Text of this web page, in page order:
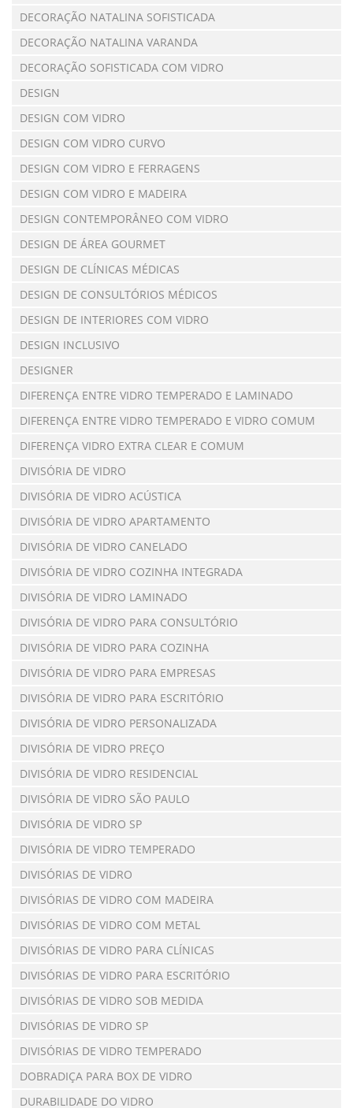
DECORAÇÃO NATALINA SOFISTICADA
DECORAÇÃO NATALINA VARANDA
DECORAÇÃO SOFISTICADA COM VIDRO
DESIGN
DESIGN COM VIDRO
DESIGN COM VIDRO CURVO
DESIGN COM VIDRO E FERRAGENS
DESIGN COM VIDRO E MADEIRA
DESIGN CONTEMPORÂNEO COM VIDRO
DESIGN DE ÁREA GOURMET
DESIGN DE CLÍNICAS MÉDICAS
DESIGN DE CONSULTÓRIOS MÉDICOS
DESIGN DE INTERIORES COM VIDRO
DESIGN INCLUSIVO
DESIGNER
DIFERENÇA ENTRE VIDRO TEMPERADO E LAMINADO
DIFERENÇA ENTRE VIDRO TEMPERADO E VIDRO COMUM
DIFERENÇA VIDRO EXTRA CLEAR E COMUM
DIVISÓRIA DE VIDRO
DIVISÓRIA DE VIDRO ACÚSTICA
DIVISÓRIA DE VIDRO APARTAMENTO
DIVISÓRIA DE VIDRO CANELADO
DIVISÓRIA DE VIDRO COZINHA INTEGRADA
DIVISÓRIA DE VIDRO LAMINADO
DIVISÓRIA DE VIDRO PARA CONSULTÓRIO
DIVISÓRIA DE VIDRO PARA COZINHA
DIVISÓRIA DE VIDRO PARA EMPRESAS
DIVISÓRIA DE VIDRO PARA ESCRITÓRIO
DIVISÓRIA DE VIDRO PERSONALIZADA
DIVISÓRIA DE VIDRO PREÇO
DIVISÓRIA DE VIDRO RESIDENCIAL
DIVISÓRIA DE VIDRO SÃO PAULO
DIVISÓRIA DE VIDRO SP
DIVISÓRIA DE VIDRO TEMPERADO
DIVISÓRIAS DE VIDRO
DIVISÓRIAS DE VIDRO COM MADEIRA
DIVISÓRIAS DE VIDRO COM METAL
DIVISÓRIAS DE VIDRO PARA CLÍNICAS
DIVISÓRIAS DE VIDRO PARA ESCRITÓRIO
DIVISÓRIAS DE VIDRO SOB MEDIDA
DIVISÓRIAS DE VIDRO SP
DIVISÓRIAS DE VIDRO TEMPERADO
DOBRADIÇA PARA BOX DE VIDRO
DURABILIDADE DO VIDRO